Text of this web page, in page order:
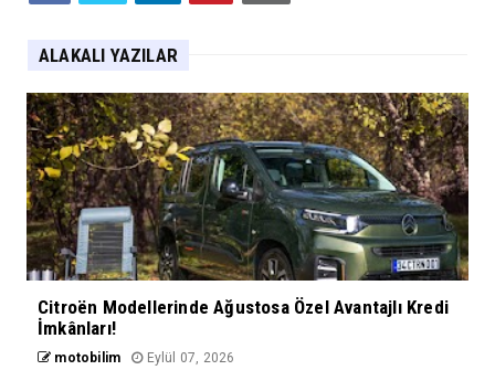
ALAKALI YAZILAR
Citroën Modellerinde Ağustosa Özel Avantajlı Kredi
İmkânları!
motobilim Eylül 07, 2026